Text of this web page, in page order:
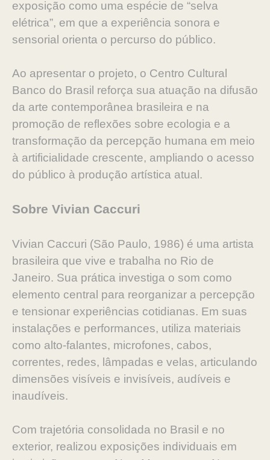
exposição como uma espécie de “selva
elétrica”, em que a experiência sonora e
sensorial orienta o percurso do público.
Ao apresentar o projeto, o Centro Cultural
Banco do Brasil reforça sua atuação na difusão
da arte contemporânea brasileira e na
promoção de reflexões sobre ecologia e a
transformação da percepção humana em meio
à artificialidade crescente, ampliando o acesso
do público à produção artística atual.
Sobre Vivian Caccuri
Vivian Caccuri (São Paulo, 1986) é uma artista
brasileira que vive e trabalha no Rio de
Janeiro. Sua prática investiga o som como
elemento central para reorganizar a percepção
e tensionar experiências cotidianas. Em suas
instalações e performances, utiliza materiais
como alto-falantes, microfones, cabos,
correntes, redes, lâmpadas e velas, articulando
dimensões visíveis e invisíveis, audíveis e
inaudíveis.
Com trajetória consolidada no Brasil e no
exterior, realizou exposições individuais em